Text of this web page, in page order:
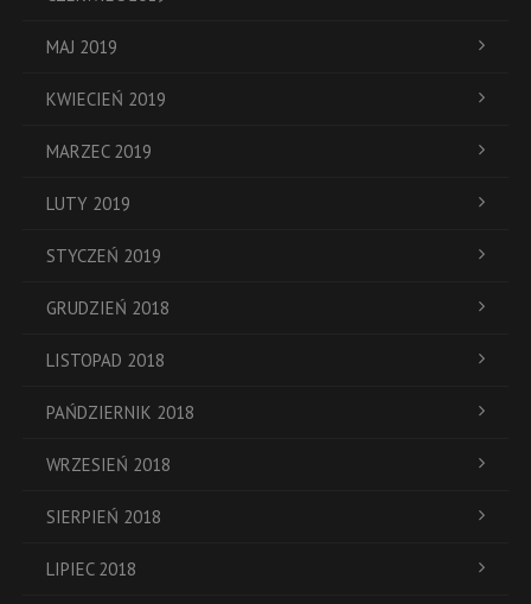
MAJ 2019
KWIECIEŃ 2019
MARZEC 2019
LUTY 2019
STYCZEŃ 2019
GRUDZIEŃ 2018
LISTOPAD 2018
PAŃDZIERNIK 2018
WRZESIEŃ 2018
SIERPIEŃ 2018
LIPIEC 2018